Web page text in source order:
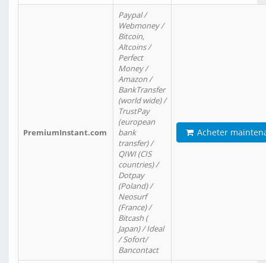
PremiumInstant.com
Paypal /
Webmoney /
Bitcoin,
Altcoins /
Perfect
Money /
Amazon /
BankTransfer
(world wide) /
TrustPay
(european
bank
transfer) /
QIWI (CIS
countries) /
Dotpay
(Poland) /
Neosurf
(France) /
Bitcash (
Japan) / Ideal
/ Sofort/
Bancontact
Acheter